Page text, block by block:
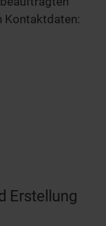
Kontaktdaten:
Erstellung